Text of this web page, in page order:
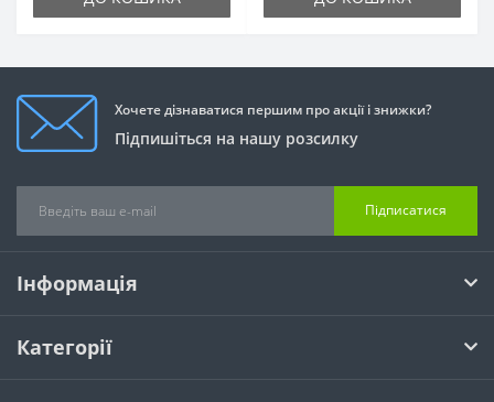
Хочете дізнаватися першим про акції і знижки?
Підпишіться на нашу розсилку
Підписатися
Інформація
Категорії